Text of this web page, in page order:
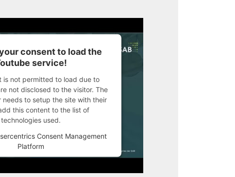
consent to load the
service!
is not permitted to load due to
not disclosed to the visitor. The
needs to setup the site with their
this content to the list of
technologies used.
Consent Management
Platform